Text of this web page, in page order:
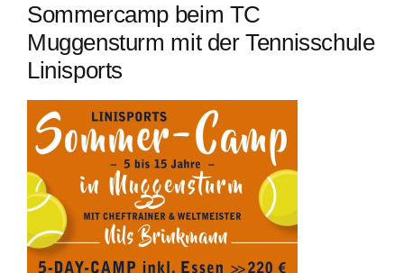
Training
Unsere Tennisanlage
Veranstaltungen
Kontakt
Sommercamp beim TC
Muggensturm mit der Tennisschule
Linisports